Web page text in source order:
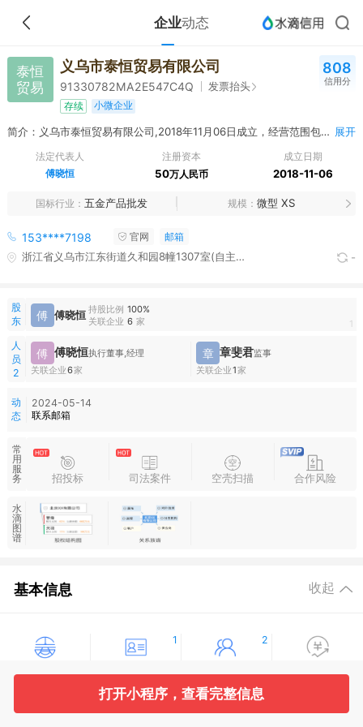
企业动态
泰恒
贸易
义乌市泰恒贸易有限公司
91330782MA2E547C4Q 发票抬头
存续 小微企业
808
信用分
简介：义乌市泰恒贸易有限公司,2018年11月06日成立，经营范围包括销售：办公用品、五金交电、厨卫用具、家用电器、摩托车及零配件、文体用品（不含图书、报刊、音像制品及电子出版物）、电动车及零配件、电子产品（不含电子出版物）、化妆品（不含危险化学品）、服装、鞋、帽、家居装饰品、卫生用品（不含危险化学品、易制毒化学品及监控化学品）、小五金、管道配件、自行车及配件、机械设备、汽车配件。（依法须经批准的项目，经相关部门批准后方可开展经营活动） 展开
法定代表人
傅晓恒
注册资本
50万人民币
成立日期
2018-11-06
国标行业 五金产品批发 规模 微型 XS
153****7198 官网 邮箱
浙江省义乌市江东街道久和园8幢1307室(自主申报) -
股
东
傅 傅晓恒 持股比例 100%
关联企业 6 家 1
人
员
2
傅 傅晓恒执行董事,经理
关联企业6家
章 章斐君监事
关联企业1家
动
态
2024-05-14
联系邮箱
常
用
服
务
招投标 司法案件 空壳扫描 合作风险
水
滴
图
谱
基本信息 收起
工商信息
1
股东信息
2
主要人员 对外投资
8 754
打开小程序，查看完整信息